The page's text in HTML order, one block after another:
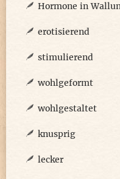
Hormone in
erotisierend
stimulierend
wohlgeformt
wohlgestaltet
knusprig
lecker